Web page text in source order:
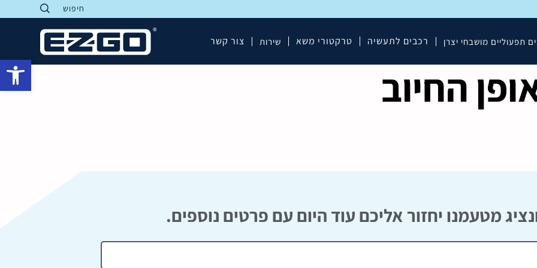
פתח סרגל נגישות
חיפוש
Return to home תפעוליים מושבחי יצרן רכבים לתעשיה טרקטורי משא שירות צור קשר
החיוב
מטעמנו יחזור אליכם עוד היום עם פרטים נוספים.